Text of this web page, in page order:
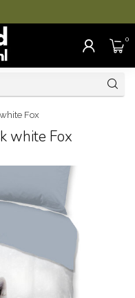
0
Fox
white Fox